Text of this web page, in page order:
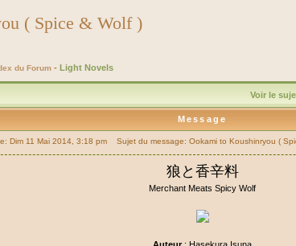
( Spice & Wolf )
du Forum - Light Novels
Voir le
Message
Dim 11 Mai 2014, 3:18 pm Sujet du message: Ookami to Koushinryou (
狼と香辛料
Merchant Meats Spicy Wolf